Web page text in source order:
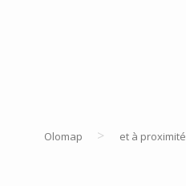
Olomap > et à proximité